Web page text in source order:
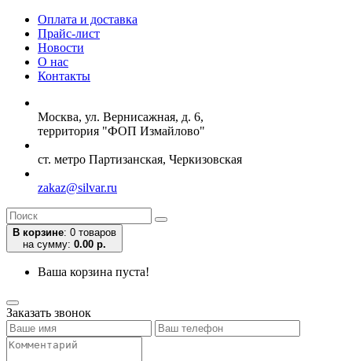
Оплата и доставка
Прайс-лист
Новости
О нас
Контакты
Москва, ул. Вернисажная, д. 6,
территория "ФОП Измайлово"
ст. метро Партизанская, Черкизовская
zakaz@silvar.ru
В корзине: 0 товаров
на сумму: 0.00 р.
Ваша корзина пуста!
Заказать звонок